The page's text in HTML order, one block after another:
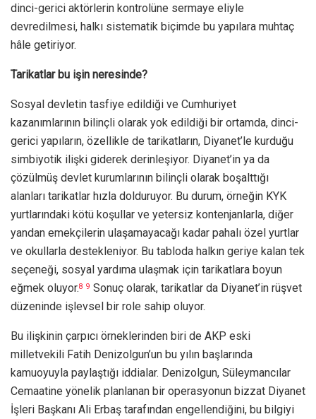
dinci-gerici aktörlerin kontrolüne sermaye eliyle
devredilmesi, halkı sistematik biçimde bu yapılara muhtaç
hâle getiriyor.
Tarikatlar bu işin neresinde?
Sosyal devletin tasfiye edildiği ve Cumhuriyet
kazanımlarının bilinçli olarak yok edildiği bir ortamda, dinci-
gerici yapıların, özellikle de tarikatların, Diyanet’le kurduğu
simbiyotik ilişki giderek derinleşiyor. Diyanet’in ya da
çözülmüş devlet kurumlarının bilinçli olarak boşalttığı
alanları tarikatlar hızla dolduruyor. Bu durum, örneğin KYK
yurtlarındaki kötü koşullar ve yetersiz kontenjanlarla, diğer
yandan emekçilerin ulaşamayacağı kadar pahalı özel yurtlar
ve okullarla destekleniyor. Bu tabloda halkın geriye kalan tek
seçeneği, sosyal yardıma ulaşmak için tarikatlara boyun
eğmek oluyor.8 9 Sonuç olarak, tarikatlar da Diyanet’in rüşvet
düzeninde işlevsel bir role sahip oluyor.
Bu ilişkinin çarpıcı örneklerinden biri de AKP eski
milletvekili Fatih Denizolgun’un bu yılın başlarında
kamuoyuyla paylaştığı iddialar. Denizolgun, Süleymancılar
Cemaatine yönelik planlanan bir operasyonun bizzat Diyanet
İşleri Başkanı Ali Erbaş tarafından engellendiğini, bu bilgiyi